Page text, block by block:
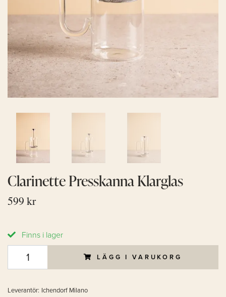
Clarinette Presskanna Klarglas
599 kr
Finns i lager
LÄGG I VARUKORG
Leverantör: Ichendorf Milano